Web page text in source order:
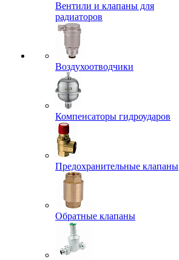
Вентили и клапаны для
радиаторов
Воздухоотводчики
Компенсаторы гидроударов
Предохранительные клапаны
Обратные клапаны